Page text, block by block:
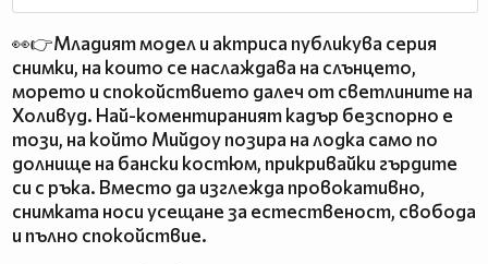
👀👉Младият модел и актриса публикува серия
снимки, на които се наслаждава на слънцето,
морето и спокойствието далеч от светлините на
Холивуд. Най-коментираният кадър безспорно е
този, на който Мийдоу позира на лодка само по
долнище на бански костюм, прикривайки гърдите
си с ръка. Вместо да изглежда провокативно,
снимката носи усещане за естественост, свобода
и пълно спокойствие.